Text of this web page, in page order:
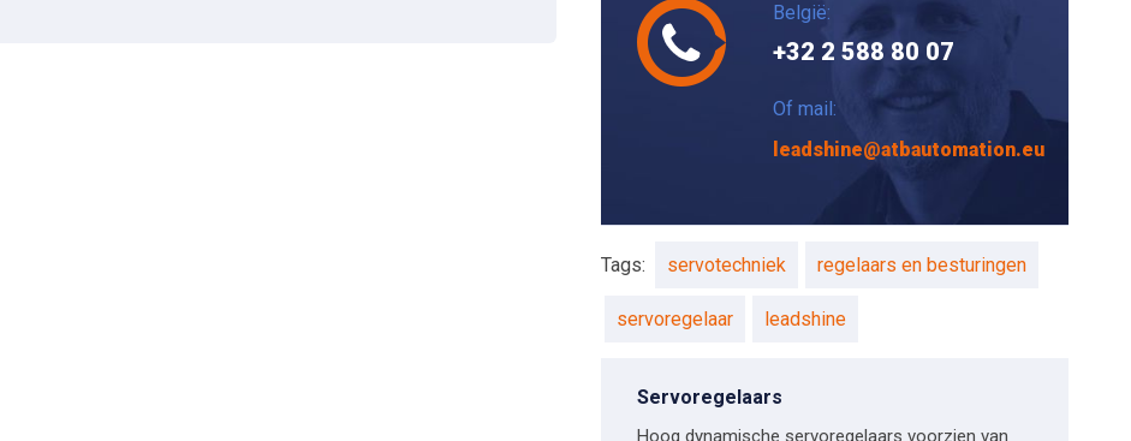
België:
+32 2 588 80 07
Of mail:
leadshine@atbautomation.eu
Tags: servotechniek regelaars en besturingen
servoregelaar leadshine
Servoregelaars